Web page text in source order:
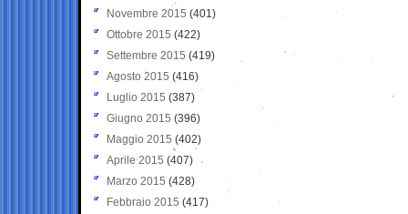
Novembre 2015 (401)
Ottobre 2015 (422)
Settembre 2015 (419)
Agosto 2015 (416)
Luglio 2015 (387)
Giugno 2015 (396)
Maggio 2015 (402)
Aprile 2015 (407)
Marzo 2015 (428)
Febbraio 2015 (417)